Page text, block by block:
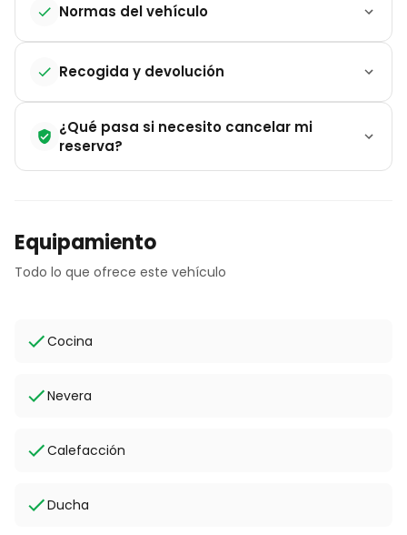
Normas del vehículo
Recogida y devolución
¿Qué pasa si necesito cancelar mi
reserva?
Equipamiento
Todo lo que ofrece este vehículo
Cocina
Nevera
Calefacción
Ducha